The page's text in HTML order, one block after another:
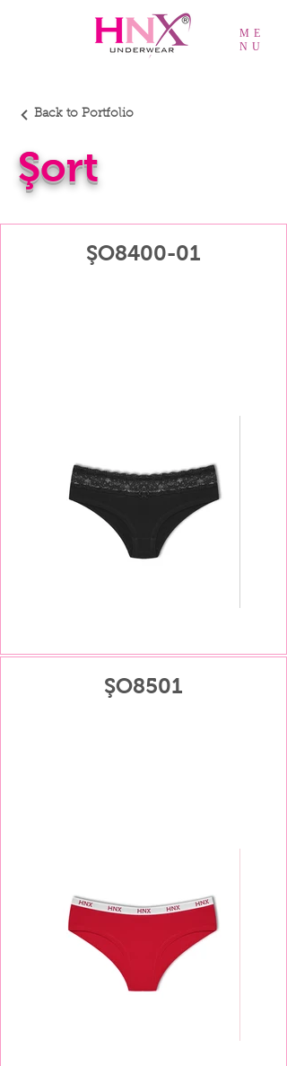
ME
NU
Back to Portfolio
Şort
ŞO8400-01
ŞO8501